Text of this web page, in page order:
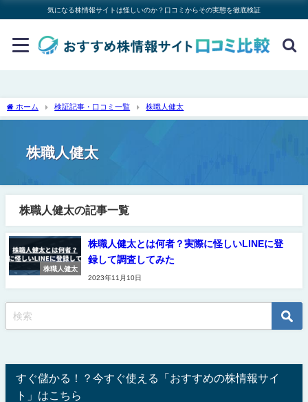
気になる株情報サイトは怪しいのか？口コミからその実態を徹底検証
ホーム 検証記事・口コミ一覧 株職人健太
株職人健太
株職人健太の記事一覧
株職人健太
株職人健太とは何者？実際に怪しいLINEに登
録して調査してみた
2023年11月10日
すぐ儲かる！？今すぐ使える「おすすめの株情報サイ
ト」はこちら